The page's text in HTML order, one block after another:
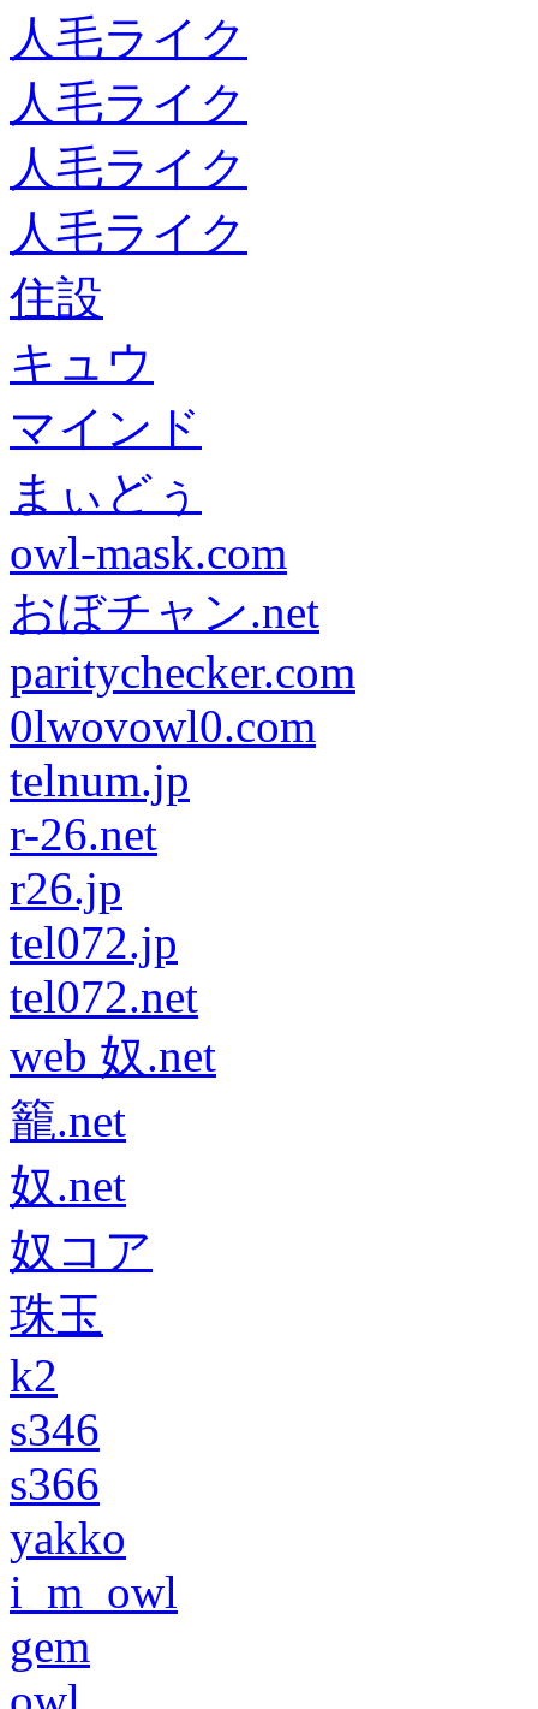
人毛ライク
人毛ライク
人毛ライク
人毛ライク
住設
キュウ
マインド
まぃどぅ
owl-mask.com
おぼチャン.net
paritychecker.com
0lwovowl0.com
telnum.jp
r-26.net
r26.jp
tel072.jp
tel072.net
web 奴.net
籠.net
奴.net
奴コア
珠玉
k2
s346
s366
yakko
i_m_owl
gem